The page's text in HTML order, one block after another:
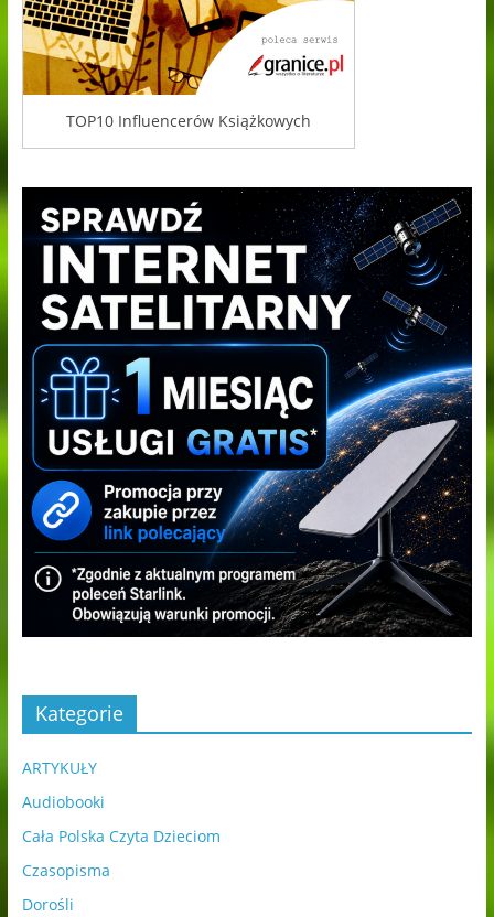
TOP10 Influencerów Książkowych
Kategorie
ARTYKUŁY
Audiobooki
Cała Polska Czyta Dzieciom
Czasopisma
Dorośli